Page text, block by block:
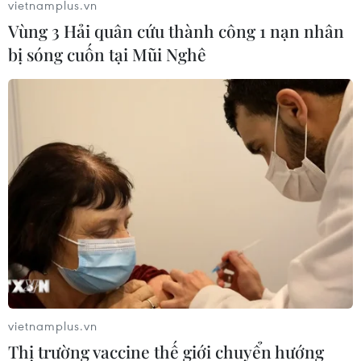
#U22 Việt Nam #Kim Sang-sik
#U23 Đông Nam Á 2025
Theo dõi VietnamPlus
vietnamplus.vn
Vùng 3 Hải quân cứu thành công 1 nạn nhân
bị sóng cuốn tại Mũi Nghê
vietnamplus.vn
Thị trường vaccine thế giới chuyển hướng